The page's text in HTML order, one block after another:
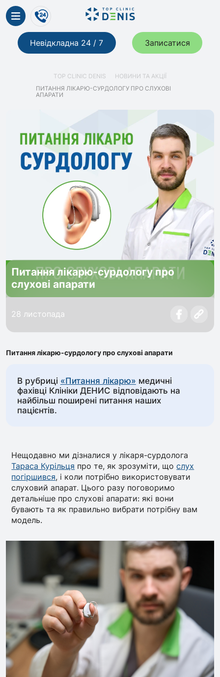
Невідкладна 24 / 7 Записатися
TOP CLINIC DENIS
НОВИНИ ТА АКЦІЇ
ПИТАННЯ ЛІКАРЮ-СУРДОЛОГУ ПРО СЛУХОВІ
АПАРАТИ
Питання лікарю-сурдологу про
слухові апарати
28 листопада
Питання лікарю-сурдологу про слухові апарати
В рубриці «Питання лікарю» медичні
фахівці Клініки ДЕНИС відповідають на
найбільш поширені питання наших
пацієнтів.
Нещодавно ми дізналися у лікаря-сурдолога
Тараса Курільця про те, як зрозуміти, щослух
погіршився, і коли потрібно використовувати
слуховий апарат. Цього разу поговоримо
детальніше про слухові апарати: які вони
бувають та як правильно вибрати потрібну вам
модель.